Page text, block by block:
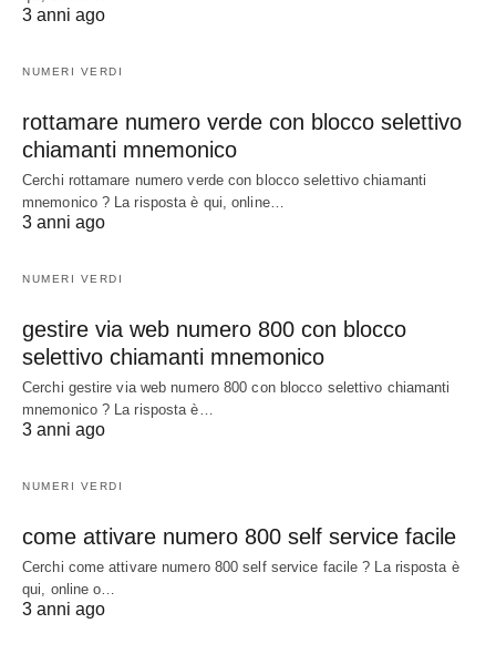
3 anni ago
NUMERI VERDI
rottamare numero verde con blocco selettivo
chiamanti mnemonico
Cerchi rottamare numero verde con blocco selettivo chiamanti
mnemonico ? La risposta è qui, online…
3 anni ago
NUMERI VERDI
gestire via web numero 800 con blocco
selettivo chiamanti mnemonico
Cerchi gestire via web numero 800 con blocco selettivo chiamanti
mnemonico ? La risposta è…
3 anni ago
NUMERI VERDI
come attivare numero 800 self service facile
Cerchi come attivare numero 800 self service facile ? La risposta è
qui, online o…
3 anni ago